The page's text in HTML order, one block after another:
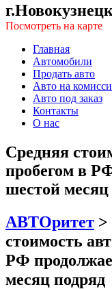
Посмотреть на карте
Главная
Автомобили
Продать авто
Авто на
Авто под заказ
Контакты
О нас
Средняя
пробегом в
шестой месяц
АВТОритет >
стоимость
РФ
месяц подряд